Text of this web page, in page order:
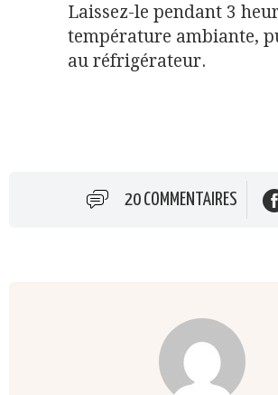
Laissez-le pendant 3
température ambiante,
au réfrigérateur.
20 COMMENTAIRES